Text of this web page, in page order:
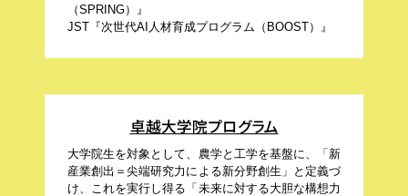
（SPRING）』
JST『次世代AI人材育成プログラム（BOOST）』
卓越大学院プログラム
大学院生を対象として、農学と工学を基盤に、「新
産業創出＝尖端研究力による新分野創生」と定義づ
け、これを実行し得る「未来に対する大胆な構想力